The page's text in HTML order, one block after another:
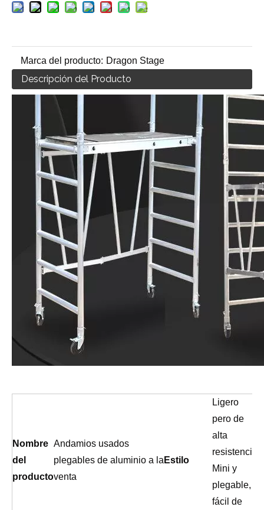
Marca del producto: Dragon Stage
Descripción del Producto
Nombre
del
producto
Andamios usados ​​
plegables de aluminio a la
venta
Estilo
Ligero
pero de
alta
resistencia
Mini y
plegable,
fácil de